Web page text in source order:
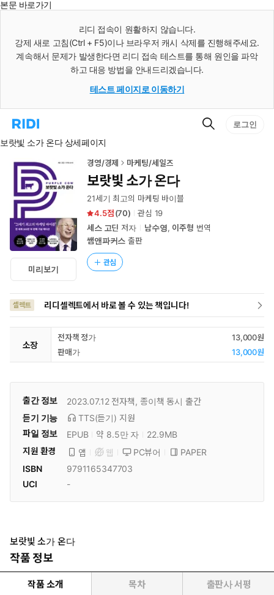
본문 바로가기
리디 접속이 원활하지 않습니다.
강제 새로 고침(Ctrl + F5)이나 브라우저 캐시 삭제를 진행해주세요.
계속해서 문제가 발생한다면 리디 접속 테스트를 통해 원인을 파악
하고 대응 방법을 안내드리겠습니다.
테스트 페이지로 이동하기
리
홈
로
검
로그인
보랏빛 소가 온다 상세페이지
미리보기
경영/경제 마케팅/세일즈
보랏빛 소가 온다
21세기 최고의 마케팅 바이블
4.5
(70) 관심 19
세스 고딘 저자 남수영, 이주형 번역
쌤앤파커스 출판
관심
셀렉트 리디셀렉트에서 바로 볼 수 있는 책입니다!
소장
전자책 정가
13,000원
판매가
13,000원
출간 정보 2023.07.12 전자책, 종이책 동시 출간
듣기 기능
TTS(듣기) 지원
파일 정보
EPUB 약 8.5만 자
22.9MB
지원 환경
앱 웹 PC뷰어
PAPER
ISBN
9791165347703
UCI
-
보랏빛 소가 온다
작품 정보
작품 소개 목차 출판사 서평